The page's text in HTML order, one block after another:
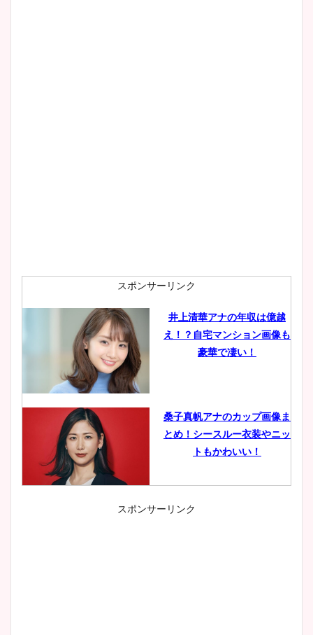
スポンサーリンク
井上清華アナの年収は億越
え！？自宅マンション画像も
豪華で凄い！
桑子真帆アナのカップ画像ま
とめ！シースルー衣装やニッ
トもかわいい！
小室瑛莉子のカップ画像まと
スポンサーリンク